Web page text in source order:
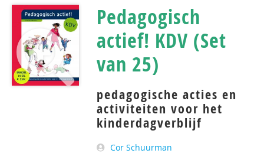
Pedagogisch
actief! KDV (Set
van 25)
pedagogische acties en
activiteiten voor het
kinderdagverblijf
Cor Schuurman